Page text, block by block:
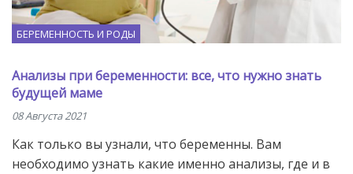
БЕРЕМЕННОСТЬ И РОДЫ
Анализы при беременности: все, что нужно знать
будущей маме
08 Августа 2021
Как только вы узнали, что беременны. Вам
необходимо узнать какие именно анализы, где и в